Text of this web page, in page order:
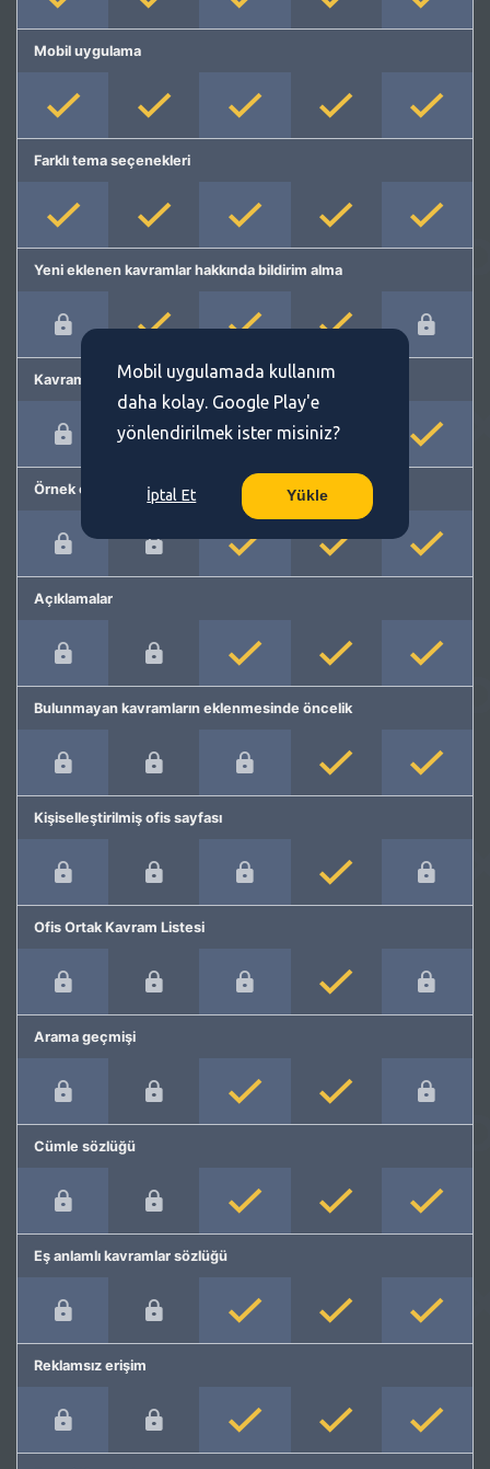
Mobil uygulama
Farklı tema seçenekleri
Yeni eklenen kavramlar hakkında bildirim alma
Kavram önerme
Örnek cümleler
Açıklamalar
Bulunmayan kavramların eklenmesinde öncelik
Kişiselleştirilmiş ofis sayfası
Ofis Ortak Kavram Listesi
Arama geçmişi
Cümle sözlüğü
Eş anlamlı kavramlar sözlüğü
Reklamsız erişim
Mobil uygulamada kullanım
daha kolay. Google Play'e
yönlendirilmek ister misiniz?
İptal Et Yükle